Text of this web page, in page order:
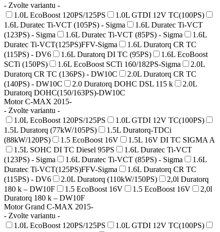
- Zvolte variantu -
1.0L EcoBoost 120PS/125PS
1.0L GTDI 12V TC(100PS)
1.6L Duratec Ti-VCT (105PS) - Sigma
1.6L Duratec Ti-VCT
(123PS) - Sigma
1.6L Duratec Ti-VCT (85PS) - Sigma
1.6L
Duratec Ti-VCT(125PS)FFV-Sigma
1.6L Duratorq CR TC
(115PS) - DV6
1.6L Duratorq DI TC (95PS)
1.6L EcoBoost
SCTi (150PS)
1.6L EcoBoost SCTi 160/182PS-Sigma
2.0L
Duratorq CR TC (136PS) - DW10C
2.0L Duratorq CR TC
(140PS) - DW10C
2.0 Duratorq DOHC DSL 115 k
2.0L
Duratorq DOHC(150/163PS)-DW10C
Motor C-MAX 2015-
- Zvolte variantu -
1.0L EcoBoost 120PS/125PS
1.0L GTDI 12V TC(100PS)
1.5L Duratorq (77kW/105PS)
1.5L Duratorq-TDCi
(88kW/120PS)
1.5 EcoBoost 16V
1.5L 16V DI TC SIGMA A
1.5L SOHC DI TC Diesel 95PS
1.6L Duratec Ti-VCT
(123PS) - Sigma
1.6L Duratec Ti-VCT (85PS) - Sigma
1.6L
Duratec Ti-VCT(125PS)FFV-Sigma
1.6L Duratorq CR TC
(115PS) - DV6
2.0L Duratorq (110kW/150PS)
2,0l Duratorq
180 k – DW10F
1.5 EcoBoost 16V 1.5 EcoBoost 16V
2,0l
Duratorq 180 k – DW10F
Motor Grand C-MAX 2015-
- Zvolte variantu -
1.0L EcoBoost 120PS/125PS
1.0L GTDI 12V TC(100PS)